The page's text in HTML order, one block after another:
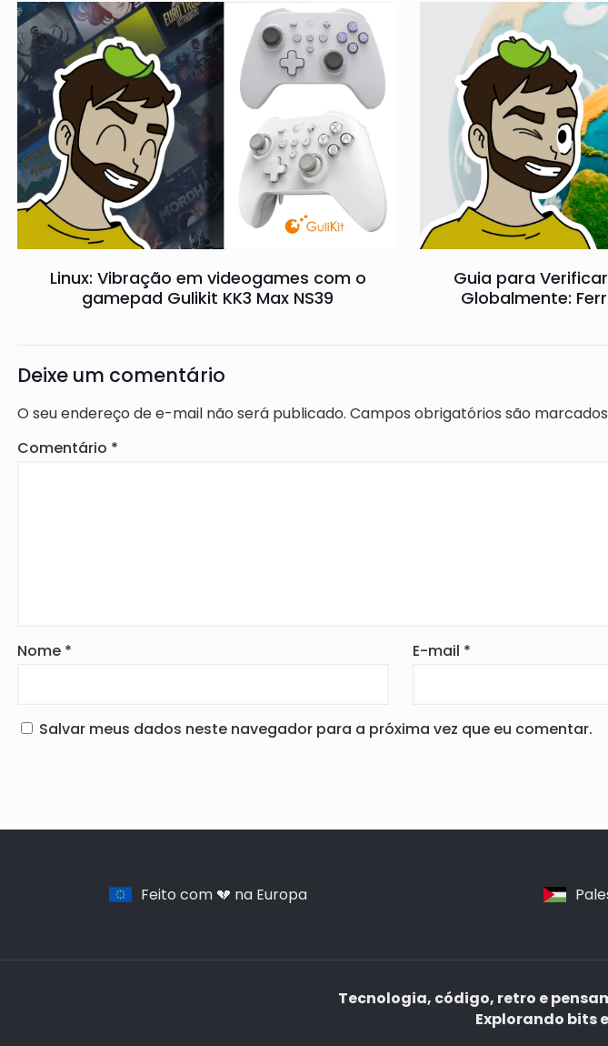
Linux: Vibração em videogames com o
gamepad Gulikit KK3 Max NS39
Guia para
Globalmente:
Deixe um comentário
O seu endereço de e-mail não será publicado. Campos obrigatórios são
Comentário *
Nome * E-mail *
Salvar meus dados neste navegador para a próxima vez que eu comentar.
Feito com 💔 na Europa
Tecnologia, código, retro e
Explorando bits